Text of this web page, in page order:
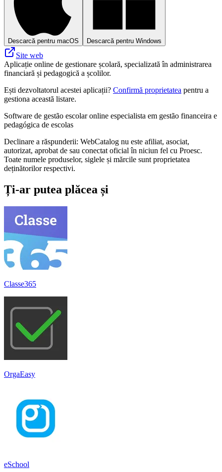
Descarcă pentru macOS Descarcă pentru Windows
Site web
Aplicație online de gestionare școlară, specializată în administrarea
financiară și pedagogică a școlilor.
Ești dezvoltatorul acestei aplicații? Confirmă proprietatea pentru a
gestiona această listare.
Software de gestão escolar online especialista em gestão financeira e
pedagógica de escolas
Declinare a răspunderii: WebCatalog nu este afiliat, asociat,
autorizat, aprobat de sau conectat oficial în niciun fel cu Proesc.
Toate numele produselor, siglele și mărcile sunt proprietatea
deținătorilor respectivi.
Ți-ar putea plăcea și
Classe365
OrgaEasy
eSchool